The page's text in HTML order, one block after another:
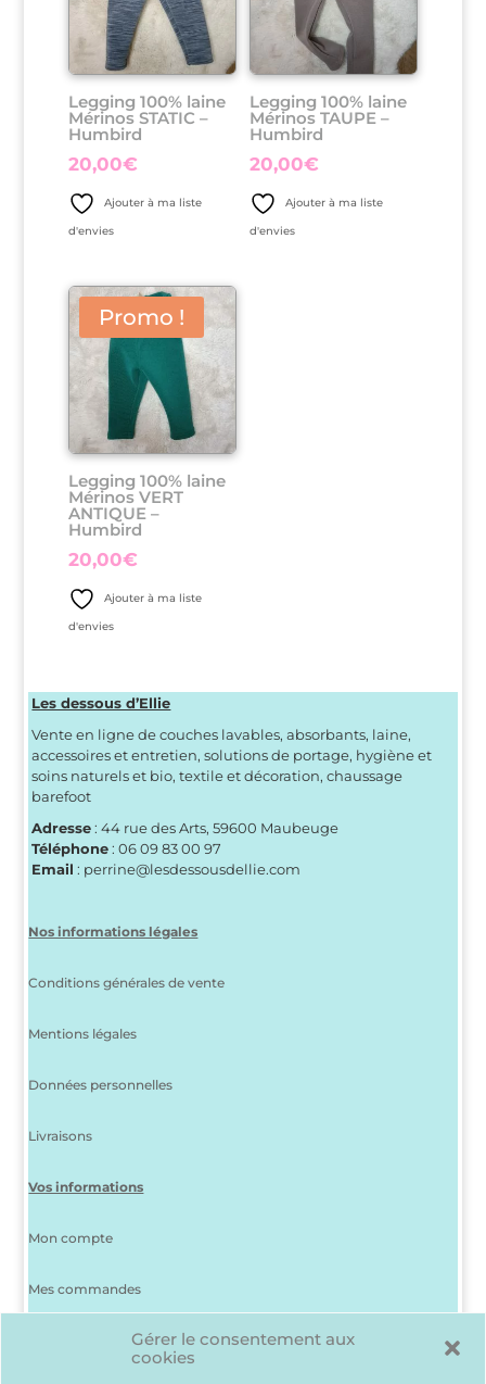
Gérer le consentement aux
cookies
Legging 100% laine
Mérinos STATIC –
Humbird
20,00€
Ajouter à ma liste
d'envies
Legging 100% laine
Mérinos TAUPE –
Humbird
20,00€
Ajouter à ma liste
d'envies
Promo !
Legging 100% laine
Mérinos VERT
ANTIQUE –
Humbird
20,00€
Ajouter à ma liste
d'envies
Les dessous d’Ellie
Vente en ligne de couches lavables, absorbants, laine,
accessoires et entretien, solutions de portage, hygiène et
soins naturels et bio, textile et décoration, chaussage
barefoot
Adresse: 44 rue des Arts, 59600 Maubeuge
Téléphone: 06 09 83 00 97
Email : perrine@lesdessousdellie.com
Nos informations légales
Conditions générales de vente
Mentions légales
Données personnelles
Livraisons
Vos informations
Mon compte
Mes commandes
J’ai perdu mon mot de passe